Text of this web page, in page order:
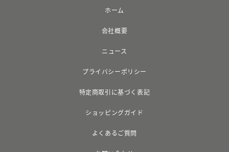
ホーム
会社概要
ニュース
プライバシーポリシー
特定商取引に基づく表記
ショッピングガイド
よくあるご質問